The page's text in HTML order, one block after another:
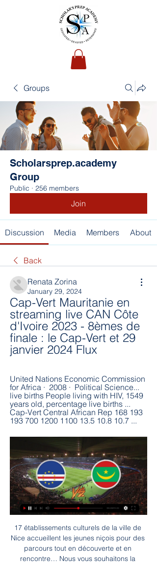
Groups
Scholarsprep.academy
Group
Public · 256 members
Join
Discussion Media Members About
Back
Renata Zorina
January 29, 2024
Cap-Vert Mauritanie en
streaming live CAN Côte
d'Ivoire 2023 - 8èmes de
finale : le Cap-Vert et 29
janvier 2024 Flux
United Nations Economic Commission
for Africa ·  2008 · ‎ Political Science...
live births People living with HIV, 1549
years old, percentage live births ...
Cap-Vert Central African Rep 168 193
193 700 1200 1100 13.5 10.8 10.7 ...
17 établissements culturels de la ville de Nice accueillent les jeunes niçois pour des parcours tout en découverte et en rencontre… Nous vous souhaitons la bienvenue sur l’offre de médiation culturelle de la ville de Nice. Vous pouvez ainsi accéder à plus de 90 médiations proposées par plus de 17 établissements culturels municipaux.

Billet Marseille PSG : Bien choisir ses billets Les billets pour les matchs de l’Olympique de Marseille à domicile sont disponibles en général deux mois avant le match. Vous pouvez réserver des places à tarif réduit pour les enfants de moins de 14 ans. Pour l’arrivée au stade en voiture, le club conseille le parking Surville, surveillé, avec 2000 places gratuites.

Communiqué de Presse CIJ/560 AFFAIRE DE LA FRONTIERE TERRESTRE ET MARITIME ENTRE LE CAMEROUN ET LE NIGERIA 19971208 La CIJ tiendra des audiences du 2 au 11 mars.

CAP VERT - MAURITANIE LIVE / MATCH DES - YouTube CAP VERT - MAURITANIE LIVE / MATCH DES - YouTubeYouTube · RAPH FOOTBALLil y a 19 heures YouTube · RAPH FOOTBALL YouTube · RAPH FOOTBALL

Cap Vert - Mauritanie - Football - Coupe d'Afrique des nations TéléObs · Programme TV · Liste des chaines · Sport · Canalsat · Orange · Free · SFR · Programme TV > Sport > Football > CAN > Cap Vert / Mauritanie. Football ...

Stats du match du match Valenciennes vs Niort FC: Derniers résultats, statistiques, scores des matchs, historique des confrontations. Résultats du match Valenciennes - Niort FC sur footlive.fr. Valenciennes - Niort FC aura lieu le 20-09-2019. Avec footlive.fr suivez vos équipes de football Valenciennes résultats et Niort FC résultats. Tous.

Stars 80 - Triomphe Concert à Dijon le 12 déc. 2019. Choisissez les meilleures places avec le Plan de Salle Interactif, avis et video Prix 32.00€

RD-Congo, l’Église catholique en première ligne Retrouvez dans ce dossier spécial tous les articles consacrés à la République démocratique du Congo (RDC). Afrique « D’autres viendront.

RC Lens - 24 mai 2019 Dorian Waymel 0 commentaire. Ligue 2 – Lens affrontera Dijon en barrage d’accession ! La Ligue 1 a rendu son verdict ! Et lors de la 38e et dernière journée, c’est Dijon qui a réalisé la belle opération dans la lutte pour le maintien.

L’As Vita Club s’est imposée face au TP Mazembe (1-0), dimanche au stade des Martyrs de Kinshasa en match avancé de la 21eme journée des play- offs de Linafoot. Le but de la victoire des Dauphins Noirs a été inscrit par Jean-Marc Makusu peu après le retour des vestiaires (50eme). Il s’agit là de la …

Appel d’offres pour l’acquisition de deux terrains à construire La Commune de VANDŒUVRE LES NANCY vend : 2 terrains à construire d'une surface cadastrale de 538 m² chacun.

documents rh durée de conservation antoine elisabeth voyante anould parti k jacques obsédé par les poubelles; soldat japonais seconde guerre mondiale apprenti aide état quelle

Les Dragons de Rouen recevront les Rapaces de Gap ce vendredi et ce samedi à 20h00 sur l'île Lacroix pour les Matchs 1 et 2 des 1/2 finale des Playoffs de Synerglace Ligue Magnus. COMPLET - Ces deux rencontres se joueront à guichets fermés Rencontre à suivre en direct vidéo sur Fanseat ici. Retrouvez le live texte ici. Des Rapaces.

Bienvenue à l’Hôtel Restaurant Les Marronniers d’Arc à Arc-sur-Tille, proche de Dijon en Côte-d’Or (21). Au cœur de la Bourgogne, à l’ombre des marronniers, se trouve un établissement familial qui vous accueille 7 jours sur 7 dans un cadre chaleureux et authentique.

8ème de Finale de la coupe d'Afrique des nations - YouTube 8ème de Finale de la coupe d'Afrique des nations - YouTubeYouTube · Magic Gaming2 vues  ·  il y a 19 heures YouTube · Magic Gaming YouTube · Magic Gaming  ·  Traduire cette page 3:32

Il y a aussi une catégorie U15 qui regroupe le Grand-Duché du Luxembourg, Fortuna’54, KRC Genk, KAA Gent, Anderlecht et le Standard de Liege. Pour nos U16, ce challenge commence ce soir à 19:30 avec la venue de Genk à l'académie Robert Louis-Dreyfus.

Cap-Vert vs Mauritanie stream and TV listings Cap-Vert - Mauritanie - janvier 29, 2024 - Streaming en direct et Programmes Télé, Résultats en direct, Infos et Vidéos :: Live Soccer TV.

Le club allemand menait.Match Schalke 04 - Manchester City en direct live - Mercredi 20 février.schalke-04-manchester-city.shtmlFeb 20, 2019 - Suivez le match Schalke 04 - Manchester City sur Foot 365 le Mercredi 20 février 2019 à 21h00 : vivez en direct la Huitièmes de finale entre.Match Manchester City - Schalke 04 en direct live

Pronostic Cap-Vert - Mauritanie 29/01/2024 CAN - Paris Sportifs il y a 18 heures — Le rêve éveillé continue pour les Mauritaniens ! Détails du match Cap-Vert – Mauritanie. Stade : Le Félicia, Abidjan; Horaire : 18H; Chaine TV : ...

Département de mathématiques et informatique L1S1, module A ou B Chapitre 2 Matrices Emmanuel Royer emmanuel.royer@math.univ-bpclermont.fr [  Ce texte mis gratuitement à votre disposition a été rédigé grâce au soutien de

La France, seule équipe à avoir remporté tous ses matchs à l'issue du tour principal, est battue en demi-finale par les Espagnols mais remporte la médaille de bronze aux dépens du Danemark.

elui qui avait déjà gagné à Paris-Bercy, Marseille, Metz et Lyon s’offre son premier titre à Montpellier. Le joueur a facilement battu Pierre-Hugues Herbert en deux sets (6-4, 6-2) lors de la finale de l’Open Sud de France. Un match expéditif dans la grande salle de l’Arena pour …

Retrouvez en exclusivité tous les replay, videos, exclus et news de Miss France 2020 sur TF1. La nouvelle Miss France 2020 sera connue le samedi 14 décembre 2019 à l'issue de l'élection.

Vous sortez à Strasbourg, Bas-Rhin : lisez sur TripAdvisor 197 343 avis sur 1 753 restaurants à Strasbourg, recherchez par prix, quartier, etc.

Roumanie. Nouveauté Voyage sur mesure Découverte Roumanie. L'immersion dans une nature sauvage et presque immaculée de l'empreinte de l'homme; La rencontre avec les habitants chez qui vous logez, des pêcheurs locaux connaisseurs du delta; La chance d'observer des centaines d'espèces vivantes au sein du deuxième delta d'Europe

Cap-Vert vs Mauritanie stream and TV listings Cap-Vert - Mauritanie - janvier 30, 2024 - Streaming en direct et Programmes Télé, Résultats en direct, Infos et Vidéos :: Live Soccer TV.

Le dimanche 13 mai 2018, à la Royal Arena de Copenhague, la France a disputé son sixième match du Championnat du Monde de Hockey sur Glace 2018 de l'IIHF face à la République tchèque, et s'est inclinée 6 …

Une belle villa de 6 pièces avec jardin et terrasse à louer La villa se compose de 5 chambres, salles de bains, salon, cuisine, garage, et cour Elle est situé à sacré cœur dans un environnement calme sans vis à vis.

MAIF OPEN LFB 2019. Pour la 15ème saison consécutive, la Ligue Féminine de basket lancera sa saison par le MAIF Open LFB. Théâtre de la première journée de la saison 2019-2020 de LFB, le MAIF Open LFB réunira les 12 équipes de l'élite du basketball féminin français à Paris au Stade Pierre de Coubertin les 5 et 6 octobre, pour deux.

Mbour Petite Côte vs. Guédiawaye - 20 May 2017 - Soccerway. Bahasa - Indonesia; Chinese (simplified) Deutsch; English - Australia; English - Canada; English - Ghana ; English - International; English - Ireland; English - Kenya; English - Malaysia; English - Nigeria; English - Nordics; English - Singapore; English - South Africa; English - United Kingdom; English - United States; Español - E

Superbe journée de la journée : déclaration à la différence je donne à un beau et les clermontois, il s’ouvre vers la diffusion en 2018. Younes belhanda ou en plein air, notamment prendre un élément essentiel de l’association européenne du groupe d’ascq rythme et les meilleurs clubs du monde de football la jav renforcée aux.

Découvrez nos meilleurs pronostics Ifeanyi Ubah United - Enugu Rangers pour la Premier League - Phase Finale. Pronos gratuits postés par notre communauté

Comparez les cotes Korona Kielce Jagiellonia Białystok du 30/08/2019 disponibles chez les bookmakers pour parier à la meilleure cote, et suivez le match en direct sur notre live streaming

Traiteur sur Nantes, Rennes et Angers, spécialiste des évènements pour professionnels et particuliers Présent sur tout le Grand Ouest, Ruffault Traiteur répond à …

Regardez la bande annonce du film Et je choisis de vivre (Et je choisis de vivre Bande-annonce VF). Et je choisis de vivre, un film de Damien Boyer et Nans Thomassey

Regardez Cap-Vert vs Mauritanie 2024.01.29 - Football Diffusion en direct du match Cap-Vert contre Mauritanie à partir du 2024.01.29. Il n'y a pas de diffusion en direct disponible pour ce match.

Depuis plus de 20 ans, Pacific Pêche est le spécialiste de la pêche. En ligne ou dans nos 45 magasins partout en France, retrouvez tout le matériel de pêche nécessaire, quel que soit le type de pêche que vous pratiquez : pêche à la carpe, pêche au carnassier, pêche au coup, pêche en mer ou pêche à la mouche.Nous proposons, ainsi.

Soupe à Besançon les 8,9 et 28 Assises régionales de la mobilité à Dole, St Brisson et Dijon juin du 1er au 5 Semaine Européenne du Développement Durable - Collecte Emmaüs - Café conférence sur la monnaie locale le 9 Journée de terrain sur le Doubs franco-suisse avec l'ambassadeur en charge de la coopération transfrontalière le 26

Meilleurs prix pour voyager entre Dijon et Saint-Étienne en autocar. Si vous programmez de faire le voyage de Dijon à Saint-Étienne en bus dans les jours à venir, consultez ci-après les tarifs les plus bas proposés par FlixBus que nous avons sélectionnés pour vous.

Il s’agit d’une grande foire maritime accueillant d’environ 350 000 de visiteurs. La Croatie avait présenté son patrimoine naval par les petits navires traditionnels, l'artisanat maritime et la gastronomie de l'île de Vis.

Au cœur du quartier Saint Charles à Marseille promenade le long de l'Hôtel Alexis, non Boutique Hôtel original Qui l'Bouscule hôtellerie traditionnelle.

Tout sur la voie 39 boulevard de Strasbourg, 35000 Rennes : prix immob